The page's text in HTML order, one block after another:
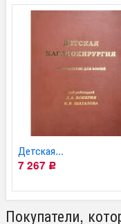
Детская...
7 267 Р
Покупатели,